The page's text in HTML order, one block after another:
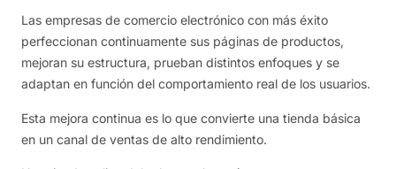
Las empresas de comercio electrónico con más éxito
perfeccionan continuamente sus páginas de productos,
mejoran su estructura, prueban distintos enfoques y se
adaptan en función del comportamiento real de los usuarios.
Esta mejora continua es lo que convierte una tienda básica
en un canal de ventas de alto rendimiento.